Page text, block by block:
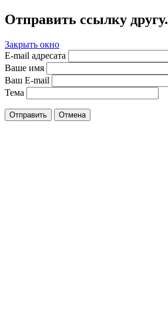
Отправить ссылку другу.
Закрыть окно
E-mail адресата
Ваше имя
Ваш E-mail
Тема
Отправить Отмена